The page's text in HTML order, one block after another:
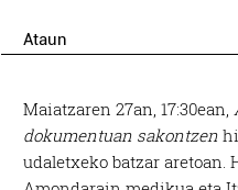
Ataun
Maiatzaren 27an, 17:30ean,
dokumentuan sakontzen
udaletxeko batzar aretoan.